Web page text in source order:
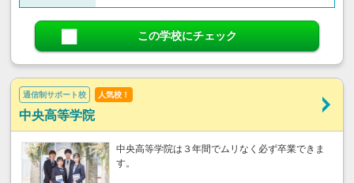
この学校にチェック
通信制サポート校 人気校！
中央高等学院
中央高等学院は３年間でムリなく必ず卒業できま
す。